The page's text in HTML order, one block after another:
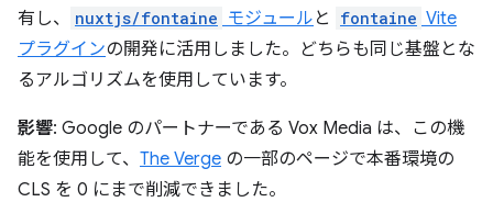
有し、
nuxtjs/fontaine モジュール と fontaine Vite
プラグインの開発に活用しました。どちらも同じ基盤とな
るアルゴリズムを使用しています。
影響: Google のパートナーである Vox Media は、この機
能を使用して、 The Verge の一部のページで本番環境の
CLS を 0 にまで削減できました。